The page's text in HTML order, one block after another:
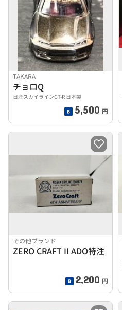
TAKARA
チョロQ
日産スカイラインGT-R 日本製
5,500 円
その他ブランド
ZERO CRAFT II ADO特注
2,200 円